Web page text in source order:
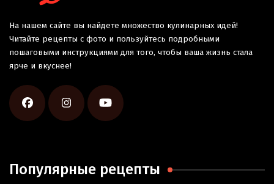
На нашем сайте вы найдете множество кулинарных идей!
Читайте рецепты с фото и пользуйтесь подробными
пошаговыми инструкциями для того, чтобы ваша жизнь стала
ярче и вкуснее!
Популярные рецепты